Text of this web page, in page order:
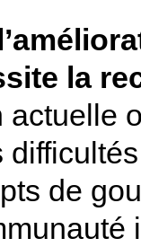
la
actuelle
de